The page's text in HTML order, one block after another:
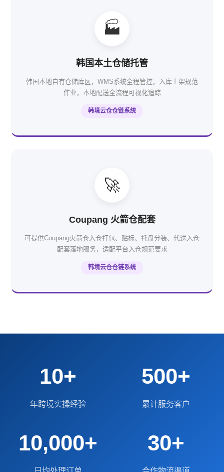
🏭
韩国本土仓储托管
韩国本地自有仓储库区，WMS系统全程管控，入库上架规范
作业，本地配送全流程可视化追踪
韩境云仓仓链系统
🚀
Coupang 火箭仓配套
可提供Coupang火箭仓入仓打包、贴标、托盘分装、代送入仓
配套落地服务，适配平台入仓规范要求
韩境云仓仓链系统
10+
年跨境实操经验
500+
累计服务客户
10,000+ 30+